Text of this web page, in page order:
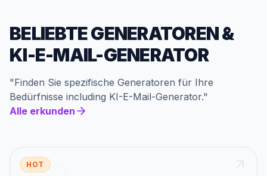
BELIEBTE GENERATOREN&
KI-E-MAIL-GENERATOR
"Finden Sie spezifische Generatoren für Ihre
Bedürfnisse including KI-E-Mail-Generator."
Alle erkunden
HOT